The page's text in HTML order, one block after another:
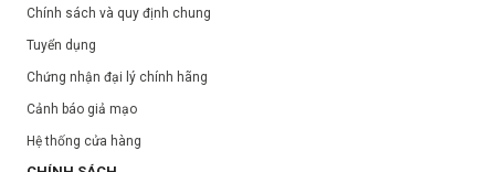
Chính sách và quy định chung
Tuyển dụng
Chứng nhận đại lý chính hãng
Cảnh báo giả mạo
Hệ thống cửa hàng